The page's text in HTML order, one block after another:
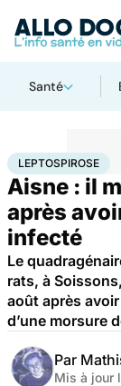
Santé
AccueilSantéMaladies
LEPTOSPIROSE
Aisne : il
après
infecté
Le
rats, à
août après
d’une morsure
Par
Mis à jour